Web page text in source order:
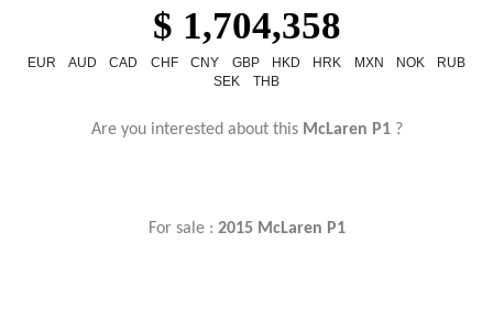
$ 1,704,358
EUR AUD CAD CHF CNY GBP HKD HRK MXN NOK
RUB
SEK
THB
Are you interested about thisMcLaren P1 ?
For sale : 2015 McLaren P1